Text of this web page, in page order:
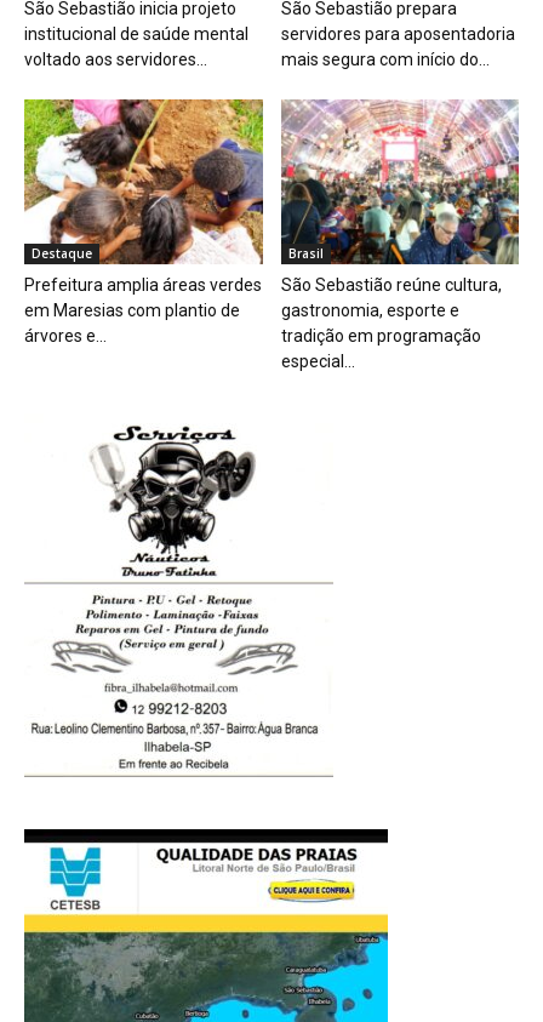
São Sebastião inicia projeto
institucional de saúde mental
voltado aos servidores...
São Sebastião prepara
servidores para aposentadoria
mais segura com início do...
Destaque
Prefeitura amplia áreas verdes
em Maresias com plantio de
árvores e...
Brasil
São Sebastião reúne cultura,
gastronomia, esporte e
tradição em programação
especial...